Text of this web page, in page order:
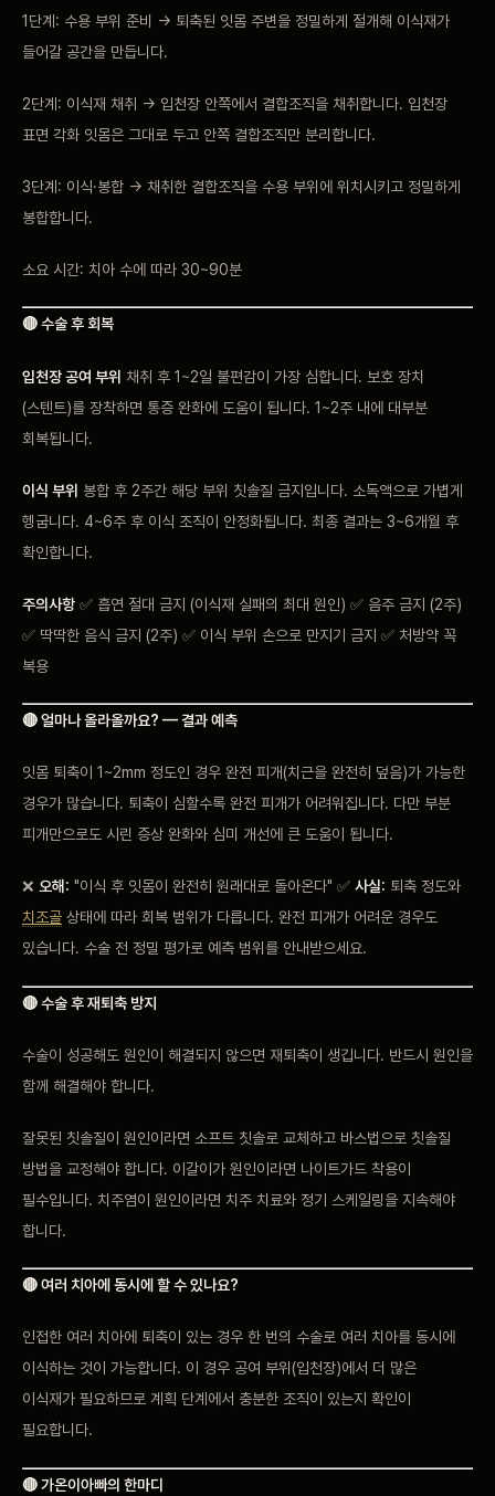
1단계: 수용 부위 준비 → 퇴축된 잇몸 주변을 정밀하게 절개해 이식재가
들어갈 공간을 만듭니다.
2단계: 이식재 채취 → 입천장 안쪽에서 결합조직을 채취합니다. 입천장
표면 각화 잇몸은 그대로 두고 안쪽 결합조직만 분리합니다.
3단계: 이식·봉합 → 채취한 결합조직을 수용 부위에 위치시키고 정밀하게
봉합합니다.
소요 시간: 치아 수에 따라 30~90분
🔴 수술 후 회복
입천장 공여 부위 채취 후 1~2일 불편감이 가장 심합니다. 보호 장치
(스텐트)를 장착하면 통증 완화에 도움이 됩니다. 1~2주 내에 대부분
회복됩니다.
이식 부위 봉합 후 2주간 해당 부위 칫솔질 금지입니다. 소독액으로 가볍게
헹굽니다. 4~6주 후 이식 조직이 안정화됩니다. 최종 결과는 3~6개월 후
확인합니다.
주의사항 ✅ 흡연 절대 금지 (이식재 실패의 최대 원인) ✅ 음주 금지 (2주)
✅ 딱딱한 음식 금지 (2주) ✅ 이식 부위 손으로 만지기 금지 ✅ 처방약 꼭
복용
🔴 얼마나 올라올까요? — 결과 예측
잇몸 퇴축이 1~2mm 정도인 경우 완전 피개(치근을 완전히 덮음)가 가능한
경우가 많습니다. 퇴축이 심할수록 완전 피개가 어려워집니다. 다만 부분
피개만으로도 시린 증상 완화와 심미 개선에 큰 도움이 됩니다.
❌ 오해: "이식 후 잇몸이 완전히 원래대로 돌아온다" ✅ 사실: 퇴축 정도와
치조골 상태에 따라 회복 범위가 다릅니다. 완전 피개가 어려운 경우도
있습니다. 수술 전 정밀 평가로 예측 범위를 안내받으세요.
🔴 수술 후 재퇴축 방지
수술이 성공해도 원인이 해결되지 않으면 재퇴축이 생깁니다. 반드시 원인을
함께 해결해야 합니다.
잘못된 칫솔질이 원인이라면 소프트 칫솔로 교체하고 바스법으로 칫솔질
방법을 교정해야 합니다. 이갈이가 원인이라면 나이트가드 착용이
필수입니다. 치주염이 원인이라면 치주 치료와 정기 스케일링을 지속해야
합니다.
🔴 여러 치아에 동시에 할 수 있나요?
인접한 여러 치아에 퇴축이 있는 경우 한 번의 수술로 여러 치아를 동시에
이식하는 것이 가능합니다. 이 경우 공여 부위(입천장)에서 더 많은
이식재가 필요하므로 계획 단계에서 충분한 조직이 있는지 확인이
필요합니다.
🔴 가온이아빠의 한마디